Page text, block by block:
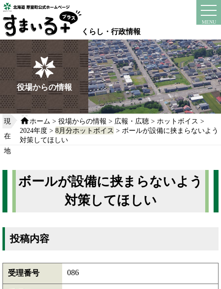
本
文
へ
移
動
る
くらし・行政情報
MENU
instagram
役場からの情報
現
在
地
ホーム > 役場からの情報 > 広報・広聴> ホットボイス >
2024年度> 8月分ホットボイス > ボールが設備に挟まらないよう
対策してほしい
ボールが設備に挟まらないよう
対策してほしい
投稿内容
受理番号 086